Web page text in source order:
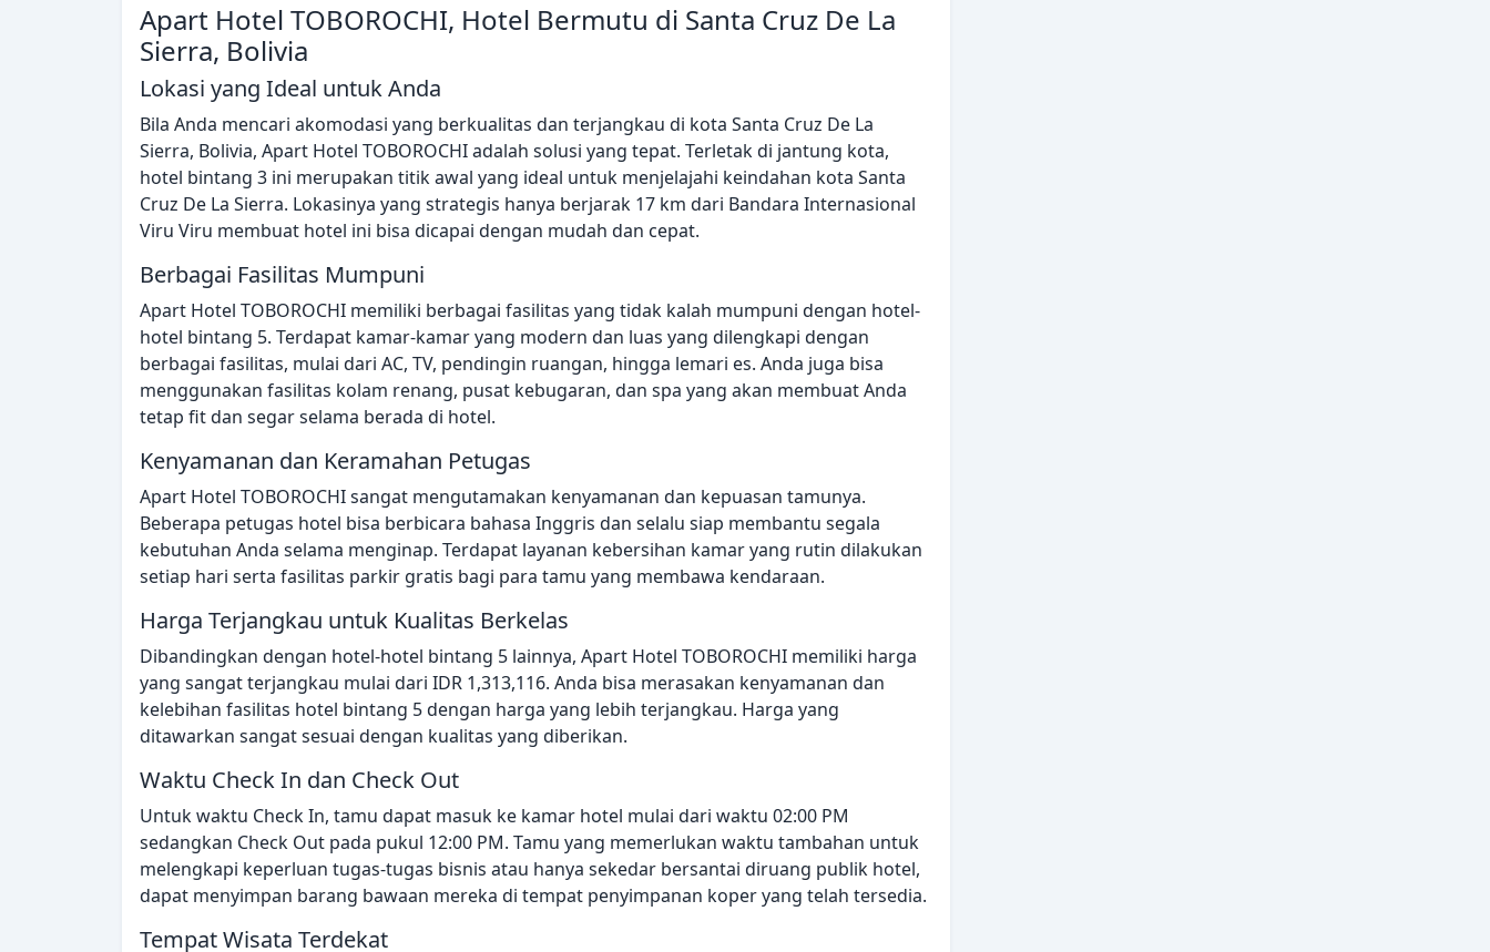
Apart Hotel TOBOROCHI, Hotel Bermutu di Santa Cruz De La
Sierra, Bolivia
Lokasi yang Ideal untuk Anda
Bila Anda mencari akomodasi yang berkualitas dan terjangkau di kota Santa Cruz De La
Sierra, Bolivia, Apart Hotel TOBOROCHI adalah solusi yang tepat. Terletak di jantung kota,
hotel bintang 3 ini merupakan titik awal yang ideal untuk menjelajahi keindahan kota Santa
Cruz De La Sierra. Lokasinya yang strategis hanya berjarak 17 km dari Bandara Internasional
Viru Viru membuat hotel ini bisa dicapai dengan mudah dan cepat.
Berbagai Fasilitas Mumpuni
Apart Hotel TOBOROCHI memiliki berbagai fasilitas yang tidak kalah mumpuni dengan hotel-
hotel bintang 5. Terdapat kamar-kamar yang modern dan luas yang dilengkapi dengan
berbagai fasilitas, mulai dari AC, TV, pendingin ruangan, hingga lemari es. Anda juga bisa
menggunakan fasilitas kolam renang, pusat kebugaran, dan spa yang akan membuat Anda
tetap fit dan segar selama berada di hotel.
Kenyamanan dan Keramahan Petugas
Apart Hotel TOBOROCHI sangat mengutamakan kenyamanan dan kepuasan tamunya.
Beberapa petugas hotel bisa berbicara bahasa Inggris dan selalu siap membantu segala
kebutuhan Anda selama menginap. Terdapat layanan kebersihan kamar yang rutin dilakukan
setiap hari serta fasilitas parkir gratis bagi para tamu yang membawa kendaraan.
Harga Terjangkau untuk Kualitas Berkelas
Dibandingkan dengan hotel-hotel bintang 5 lainnya, Apart Hotel TOBOROCHI memiliki harga
yang sangat terjangkau mulai dari IDR 1,313,116. Anda bisa merasakan kenyamanan dan
kelebihan fasilitas hotel bintang 5 dengan harga yang lebih terjangkau. Harga yang
ditawarkan sangat sesuai dengan kualitas yang diberikan.
Waktu Check In dan Check Out
Untuk waktu Check In, tamu dapat masuk ke kamar hotel mulai dari waktu 02:00 PM
sedangkan Check Out pada pukul 12:00 PM. Tamu yang memerlukan waktu tambahan untuk
melengkapi keperluan tugas-tugas bisnis atau hanya sekedar bersantai diruang publik hotel,
dapat menyimpan barang bawaan mereka di tempat penyimpanan koper yang telah tersedia.
Tempat Wisata Terdekat